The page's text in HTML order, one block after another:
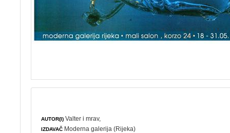
AUTOR(I) Valter i mrav,
IZDAVAČ Moderna galerija (Rijeka)